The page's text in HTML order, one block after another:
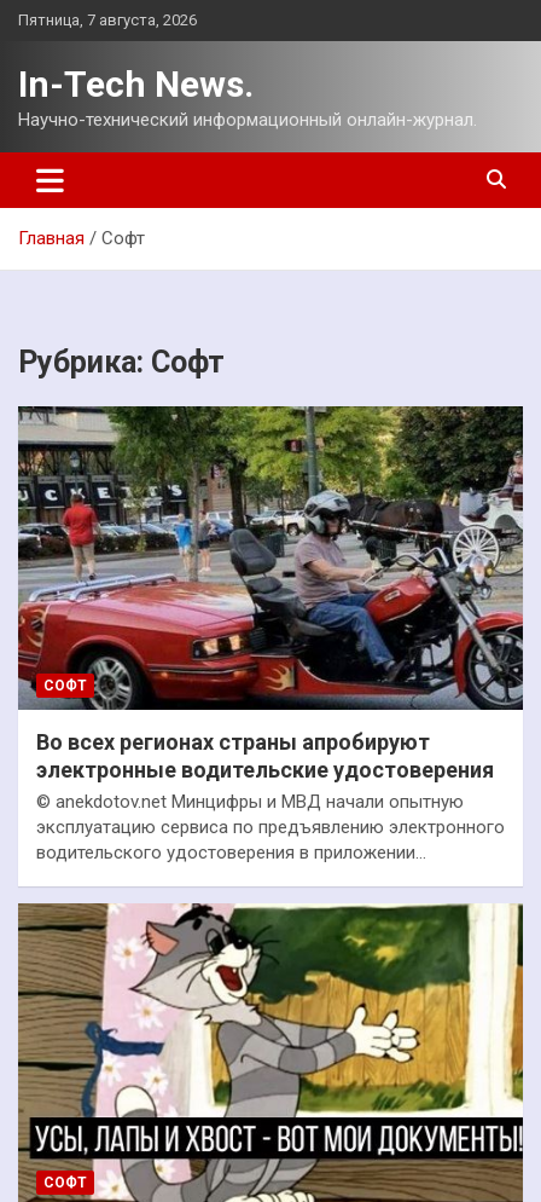
Перейти
Пятница, 7 августа, 2026
In-Tech News.
Научно-технический информационный онлайн-журнал.
Главная Софт
Рубрика: Софт
СОФТ
Во всех регионах страны апробируют
электронные водительские удостоверения
© anekdotov.net Минцифры и МВД начали опытную
эксплуатацию сервиса по предъявлению электронного
водительского удостоверения в приложении…
СОФТ